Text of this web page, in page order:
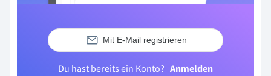
Mit E-Mail registrieren
Du hast bereits ein Konto? Anmelden